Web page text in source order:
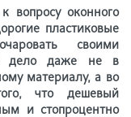
вопросу оконного
пластиковые
своими
дело даже не в
материалу, а во
что дешевый
и стопроцентно